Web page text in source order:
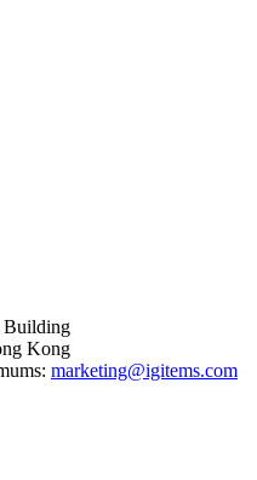
Building
Kong
marketing@igitems.com